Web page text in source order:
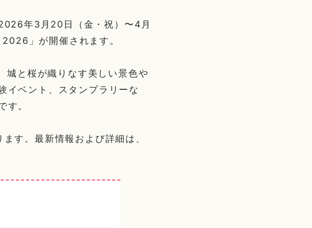
年3月20日（金・祝）〜4月
」が開催されます。
と桜が織りなす美しい景色や
イベント、スタンプラリーな
す。
す。最新情報および詳細は、